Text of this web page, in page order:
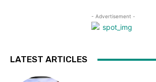
- Advertisement -
LATEST ARTICLES